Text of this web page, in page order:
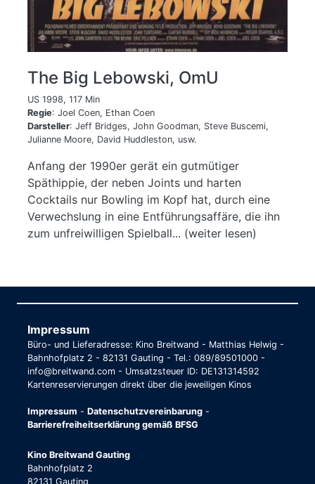
The Big Lebowski, OmU
US 1998, 117 Min
Regie: Joel Coen, Ethan Coen
Darsteller: Jeff Bridges, John Goodman, Steve Buscemi,
Julianne Moore, David Huddleston, usw.
Anfang der 1990er gerät ein gutmütiger
Späthippie, der neben Joints und harten
Cocktails nur Bowling im Kopf hat, durch eine
Verwechslung in eine Entführungsaffäre, die ihn
zum unfreiwilligen Spielball... (weiter lesen)
Impressum
Büro- und Lieferadresse: Kino Breitwand - Matthias Helwig -
Bahnhofplatz 2 - 82131 Gauting - Tel.: 089/89501000 -
info@breitwand.com - Umsatzsteuer ID: DE131314592
Kartenreservierungen direkt über die jeweiligen Kinos
Impressum - Datenschutzvereinbarung -
Barrierefreiheitserklärung gemäß BFSG
Kino Breitwand Gauting
Bahnhofplatz 2
82131 Gauting